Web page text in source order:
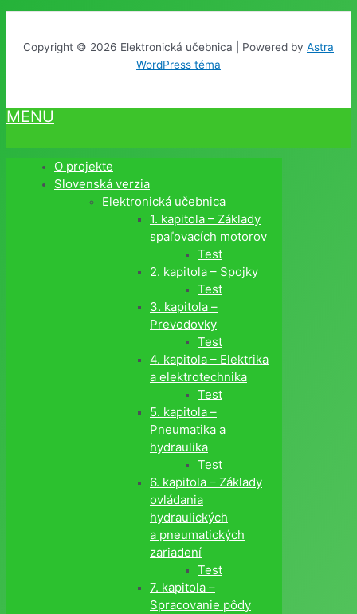
Copyright © 2026 Elektronická učebnica | Powered by Astra
WordPress téma
MENU
O projekte
Slovenská verzia
Elektronická učebnica
1. kapitola – Základy
spaľovacích motorov
Test
2. kapitola – Spojky
Test
3. kapitola –
Prevodovky
Test
4. kapitola – Elektrika
a elektrotechnika
Test
5. kapitola –
Pneumatika a
hydraulika
Test
6. kapitola – Základy
ovládania
hydraulických
a pneumatických
zariadení
Test
7. kapitola –
Spracovanie pôdy